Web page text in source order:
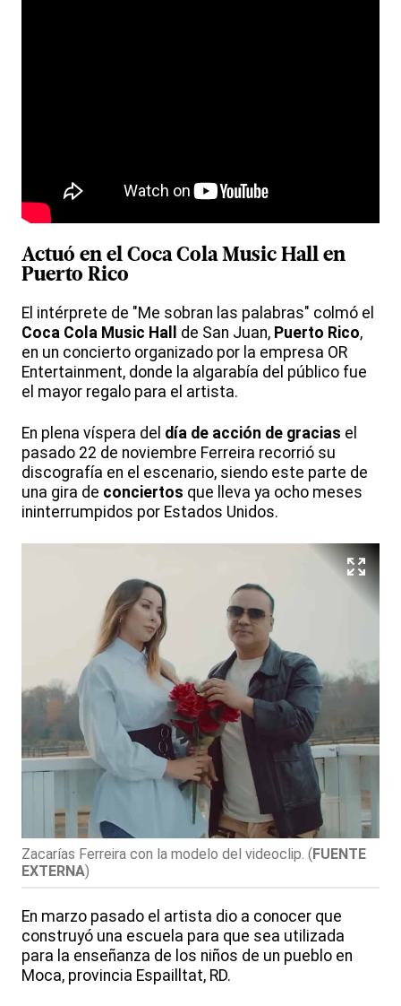
Actuó en el Coca Cola Music Hall en
Puerto Rico
El intérprete de "Me sobran las palabras" colmó el
Coca Cola Music Hall
de San Juan, Puerto Rico,
en un concierto organizado por la empresa OR
Entertainment, donde la algarabía del público fue
el mayor regalo para el artista.
En plena víspera del día de acción de gracias el
pasado 22 de noviembre Ferreira recorrió su
discografía en el escenario, siendo este parte de
una gira de conciertos que lleva ya ocho meses
ininterrumpidos por Estados Unidos.
Zacarías Ferreira con la modelo del videoclip. ( FUENTE
EXTERNA)
En marzo pasado el artista dio a conocer que
construyó una escuela para que sea utilizada
para la enseñanza de los niños de un pueblo en
Moca, provincia Espailltat, RD.